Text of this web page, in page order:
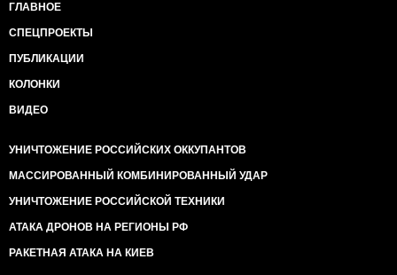
ГЛАВНОЕ
СПЕЦПРОЕКТЫ
ПУБЛИКАЦИИ
КОЛОНКИ
ВИДЕО
УНИЧТОЖЕНИЕ РОССИЙСКИХ ОККУПАНТОВ
МАССИРОВАННЫЙ КОМБИНИРОВАННЫЙ УДАР
УНИЧТОЖЕНИЕ РОССИЙСКОЙ ТЕХНИКИ
АТАКА ДРОНОВ НА РЕГИОНЫ РФ
РАКЕТНАЯ АТАКА НА КИЕВ